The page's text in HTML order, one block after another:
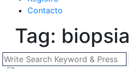
Contacto
Tag: biopsia